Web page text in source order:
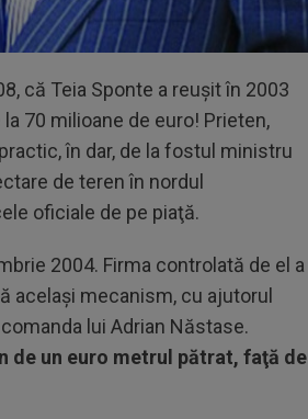
că Teia Sponte a reuşit în 2003
70 milioane de euro! Prieten,
în dar, de la fostul ministru
de teren în nordul
oficiale de pe piaţă.
2004. Firma controlată de el a
acelaşi mecanism, cu ajutorul
lui Adrian Năstase.
de un euro metrul pătrat, faţă de